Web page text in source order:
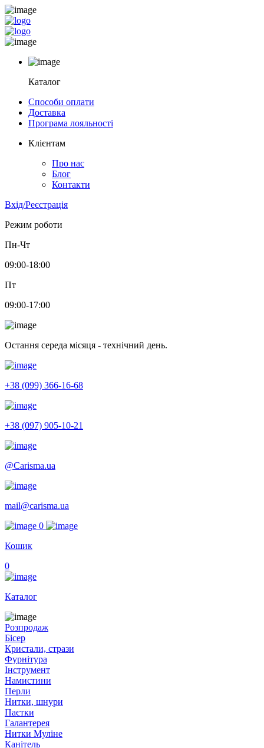
Каталог
Способи оплати
Доставка
Програма лояльності
Клієнтам
Про нас
Блог
Контакти
Вхід/Реєстрація
Режим роботи
Пн-Чт
09:00-18:00
Пт
09:00-17:00
Остання середа місяця - технічний день.
+38 (099) 366-16-68
+38 (097) 905-10-21
@Carisma.ua
mail@carisma.ua
0
Кошик
0
Каталог
Розпродаж
Бісер
Кристали, стрази
Фурнітура
Інструмент
Намистини
Перли
Нитки, шнури
Паєтки
Галантерея
Нитки Муліне
Канітель